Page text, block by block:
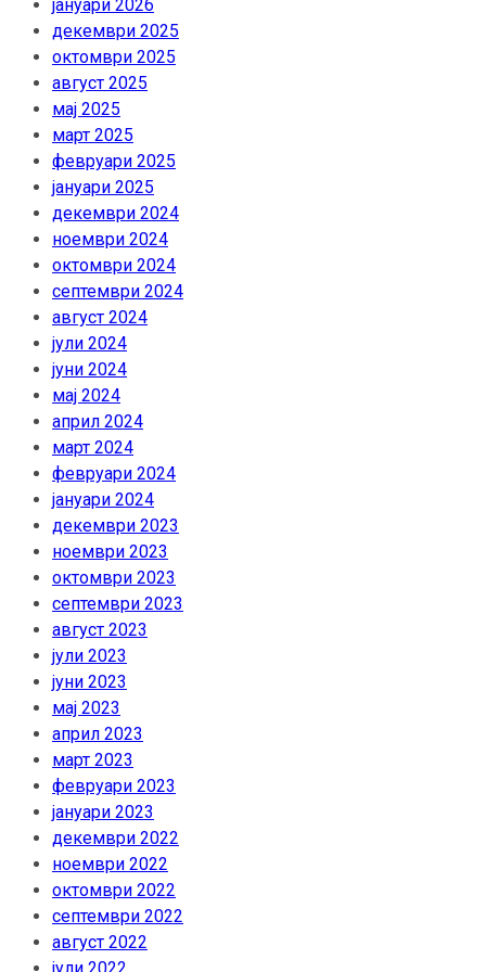
јануари 2026
декември 2025
октомври 2025
август 2025
мај 2025
март 2025
февруари 2025
јануари 2025
декември 2024
ноември 2024
октомври 2024
септември 2024
август 2024
јули 2024
јуни 2024
мај 2024
април 2024
март 2024
февруари 2024
јануари 2024
декември 2023
ноември 2023
октомври 2023
септември 2023
август 2023
јули 2023
јуни 2023
мај 2023
април 2023
март 2023
февруари 2023
јануари 2023
декември 2022
ноември 2022
октомври 2022
септември 2022
август 2022